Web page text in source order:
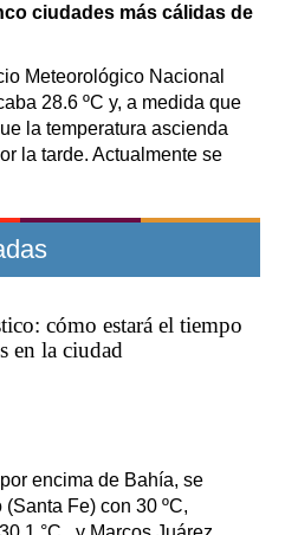
Útiles
ciudades más cálidas de
Meteorológico Nacional
28.6 ºC y, a medida que
la temperatura ascienda
la tarde. Actualmente se
cómo estará el tiempo
en la ciudad
encima de Bahía, se
Fe) con 30 ºC,